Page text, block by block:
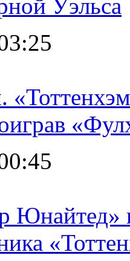
Уэльса
Юнайтед»